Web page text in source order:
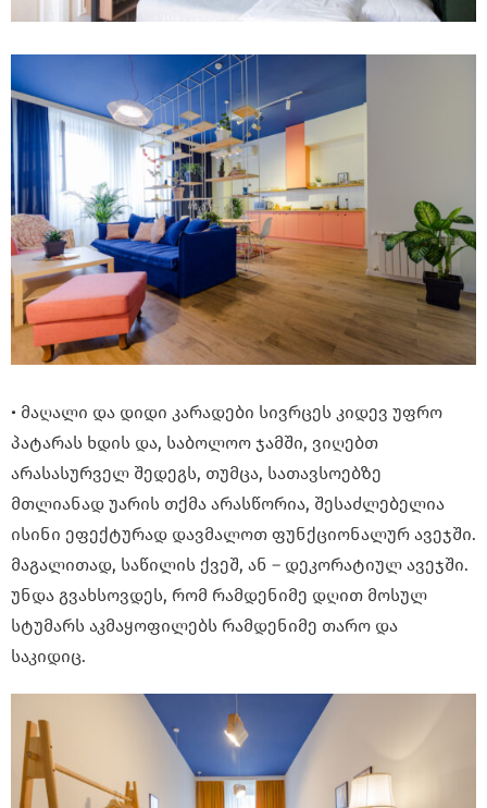
• მაღალი და დიდი კარადები სივრცეს კიდევ უფრო
პატარას ხდის და, საბოლოო ჯამში, ვიღებთ
არასასურველ შედეგს, თუმცა, სათავსოებზე
მთლიანად უარის თქმა არასწორია, შესაძლებელია
ისინი ეფექტურად დავმალოთ ფუნქციონალურ ავეჯში.
მაგალითად, საწილის ქვეშ, ან – დეკორატიულ ავეჯში.
უნდა გვახსოვდეს, რომ რამდენიმე დღით მოსულ
სტუმარს აკმაყოფილებს რამდენიმე თარო და
საკიდიც.